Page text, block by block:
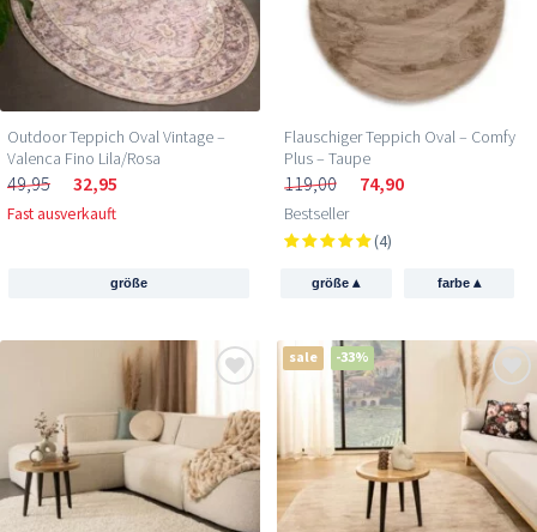
Outdoor Teppich Oval Vintage –
Valenca Fino Lila/Rosa
49,95 32,95
Fast ausverkauft
größe
Flauschiger Teppich Oval – Comfy
Plus – Taupe
119,00 74,90
Bestseller
(4)
größe▴ farbe ▴
sale -33%